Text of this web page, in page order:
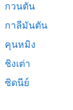
กวนตัน
กาลีมันตัน
คุนหมิง
ชิงเต่า
ซิดนีย์